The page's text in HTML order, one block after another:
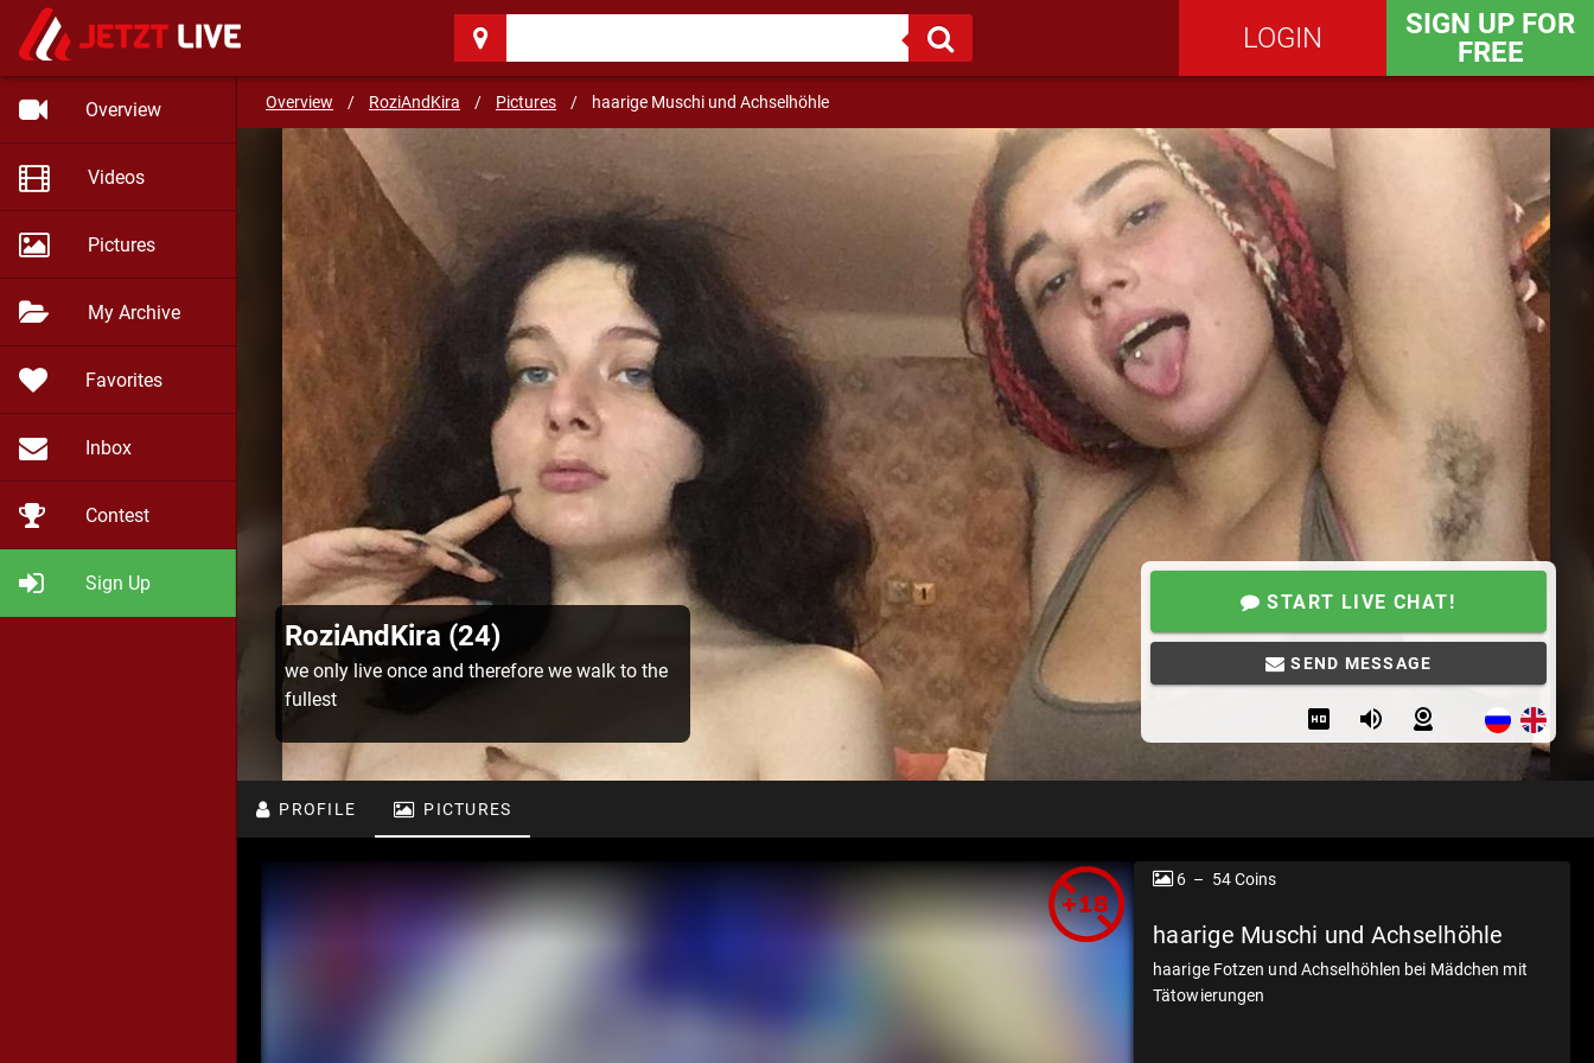
LOGIN
SIGN UP FOR
FREE
Overview
Videos
Pictures
My Archive
Favorites
Inbox
Contest
Sign Up
Overview / RoziAndKira / Pictures / haarige Muschi und Achselhöhle
we only live once and therefore we walk to the fullest SEND MESSAGE
RoziAndKira (24)
we only live once and therefore we walk to the
fullest
START LIVE CHAT!
SEND MESSAGE
PROFILE PICTURES
6 – 54 Coins
haarige Muschi und Achselhöhle
haarige Fotzen und Achselhöhlen bei Mädchen mit
Tätowierungen